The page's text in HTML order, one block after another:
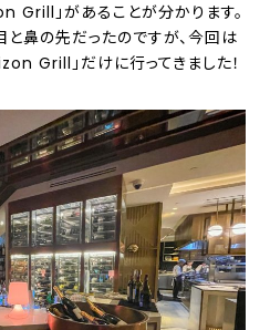
Grill」があることが分かります。
と鼻の先だったのですが、今回は
Grill」だけに行ってきました！